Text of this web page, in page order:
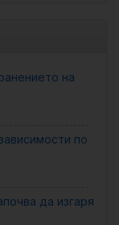
на
по
да изгаря